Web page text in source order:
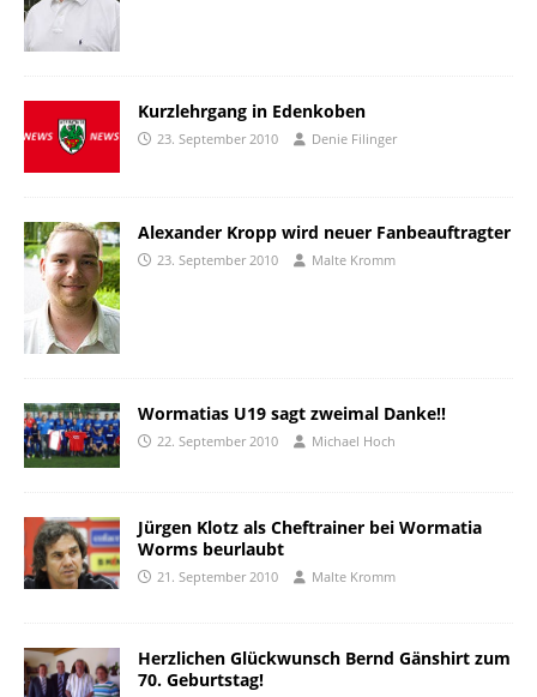
Kurzlehrgang in Edenkoben
23. September 2010 Denie Filinger
Alexander Kropp wird neuer Fanbeauftragter
23. September 2010 Malte Kromm
Wormatias U19 sagt zweimal Danke!!
22. September 2010 Michael Hoch
Jürgen Klotz als Cheftrainer bei Wormatia
Worms beurlaubt
21. September 2010 Malte Kromm
Herzlichen Glückwunsch Bernd Gänshirt zum
70. Geburtstag!